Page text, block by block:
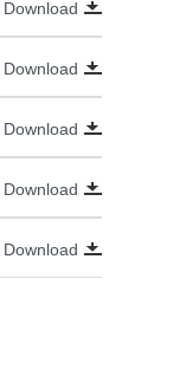
Download
Download
Download
Download
Download